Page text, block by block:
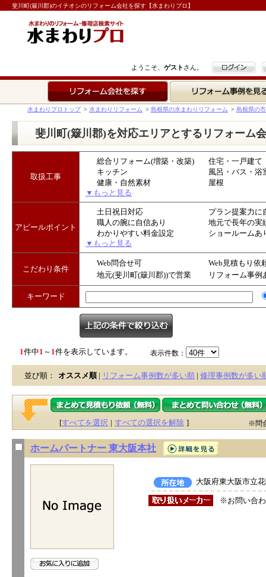
斐川町(簸川郡)のイチオシのリフォーム会社を探す【水まわりプロ】
ようこそ、 ゲスト さん。 ログイン
リフォーム事例を見る
水まわりプロトップ > 水まわりリフォーム > 島根県の水まわりリフォーム > 島根県の
斐川町(簸川郡)を対応エリアとするリフォーム
取扱工事
総合リフォーム(増築・改築)
住宅・一戸建て
キッチン
風呂・バス・浴
健康・自然素材
屋根
▼もっと見る
アピールポイント
土日祝日対応
プラン提案力に
職人の腕に自信あり
地元で長年の実
わかりやすい料金設定
ショールームあ
▼もっと見る
こだわり条件
Web問合せ可
Web見積もり依
地元(斐川町(簸川郡))で営業
リフォーム事例
キーワード
1件中1 ～ 1件を表示しています。 表示件数：
並び順： オススメ順 | リフォーム事例数が多い順 | 修理事例数が多い
[すべてを選択 | すべての選択を解除 ] ※問
ホームパートナー 東大阪本社
大阪府東大阪市立
※お問い合